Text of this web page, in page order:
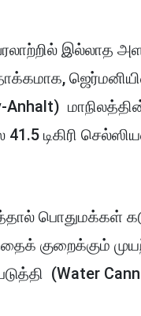
இல்லாத
41.5 டிகிரி
பொதுமக்கள்
குறைக்கும்
(Water